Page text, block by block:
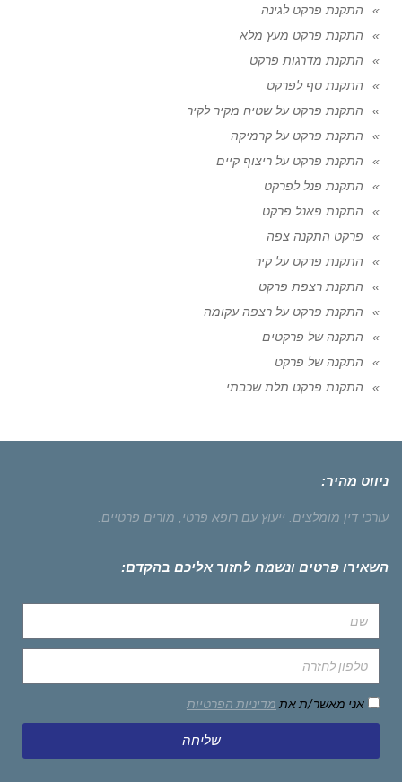
התקנת פרקט לגינה
התקנת פרקט מעץ מלא
התקנת מדרגות פרקט
התקנת סף לפרקט
התקנת פרקט על שטיח מקיר לקיר
התקנת פרקט על קרמיקה
התקנת פרקט על ריצוף קיים
התקנת פנל לפרקט
התקנת פאנל פרקט
פרקט התקנה צפה
התקנת פרקט על קיר
התקנת רצפת פרקט
התקנת פרקט על רצפה עקומה
התקנה של פרקטים
התקנה של פרקט
התקנת פרקט תלת שכבתי
ניווט מהיר:
עורכי דין מומלצים. ייעוץ עם רופא פרטי, מורים פרטיים.
השאירו פרטים ונשמח לחזור אליכם בהקדם:
אני מאשר/ת את מדיניות הפרטיות
שליחה